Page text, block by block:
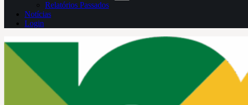
Relatórios Passados
Notícias
Login